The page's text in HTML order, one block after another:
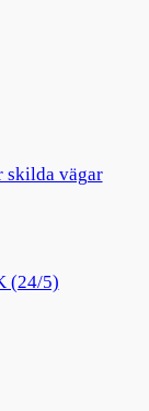
skilda vägar
(24/5)